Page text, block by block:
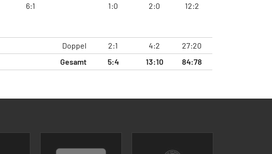
6:1 1:0 2:0 12:2
Doppel 2:1 4:2
27:20
Gesamt
5:4 13:10 84:78